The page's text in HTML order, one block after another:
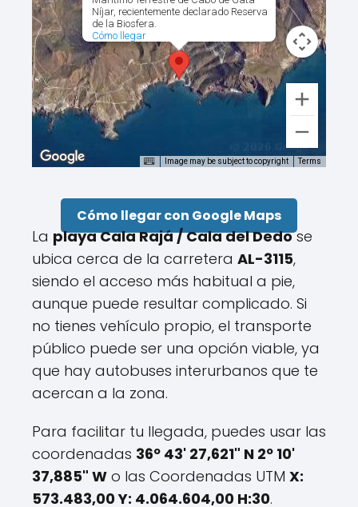
Níjar, recientemente declarado Reserva
de la Biosfera.
Cómo llegar
Image may be subject to copyright Terms
Cómo llegar con Google Maps
La playa Cala Rajá / Cala del Dedose
ubica cerca de la carretera AL-3115,
siendo el acceso más habitual a pie,
aunque puede resultar complicado. Si
no tienes vehículo propio, el transporte
público puede ser una opción viable, ya
que hay autobuses interurbanos que te
acercan a la zona.
Para facilitar tu llegada, puedes usar las
coordenadas 36º 43' 27,621" N 2º 10'
37,885" W o las Coordenadas UTM X:
573.483,00 Y: 4.064.604,00 H:30.